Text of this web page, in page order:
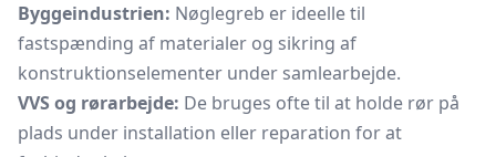
Byggeindustrien: Nøglegreb er ideelle til
fastspænding af materialer og sikring af
konstruktionselementer under samlearbejde.
VVS og rørarbejde: De bruges ofte til at holde rør på
plads under installation eller reparation for at